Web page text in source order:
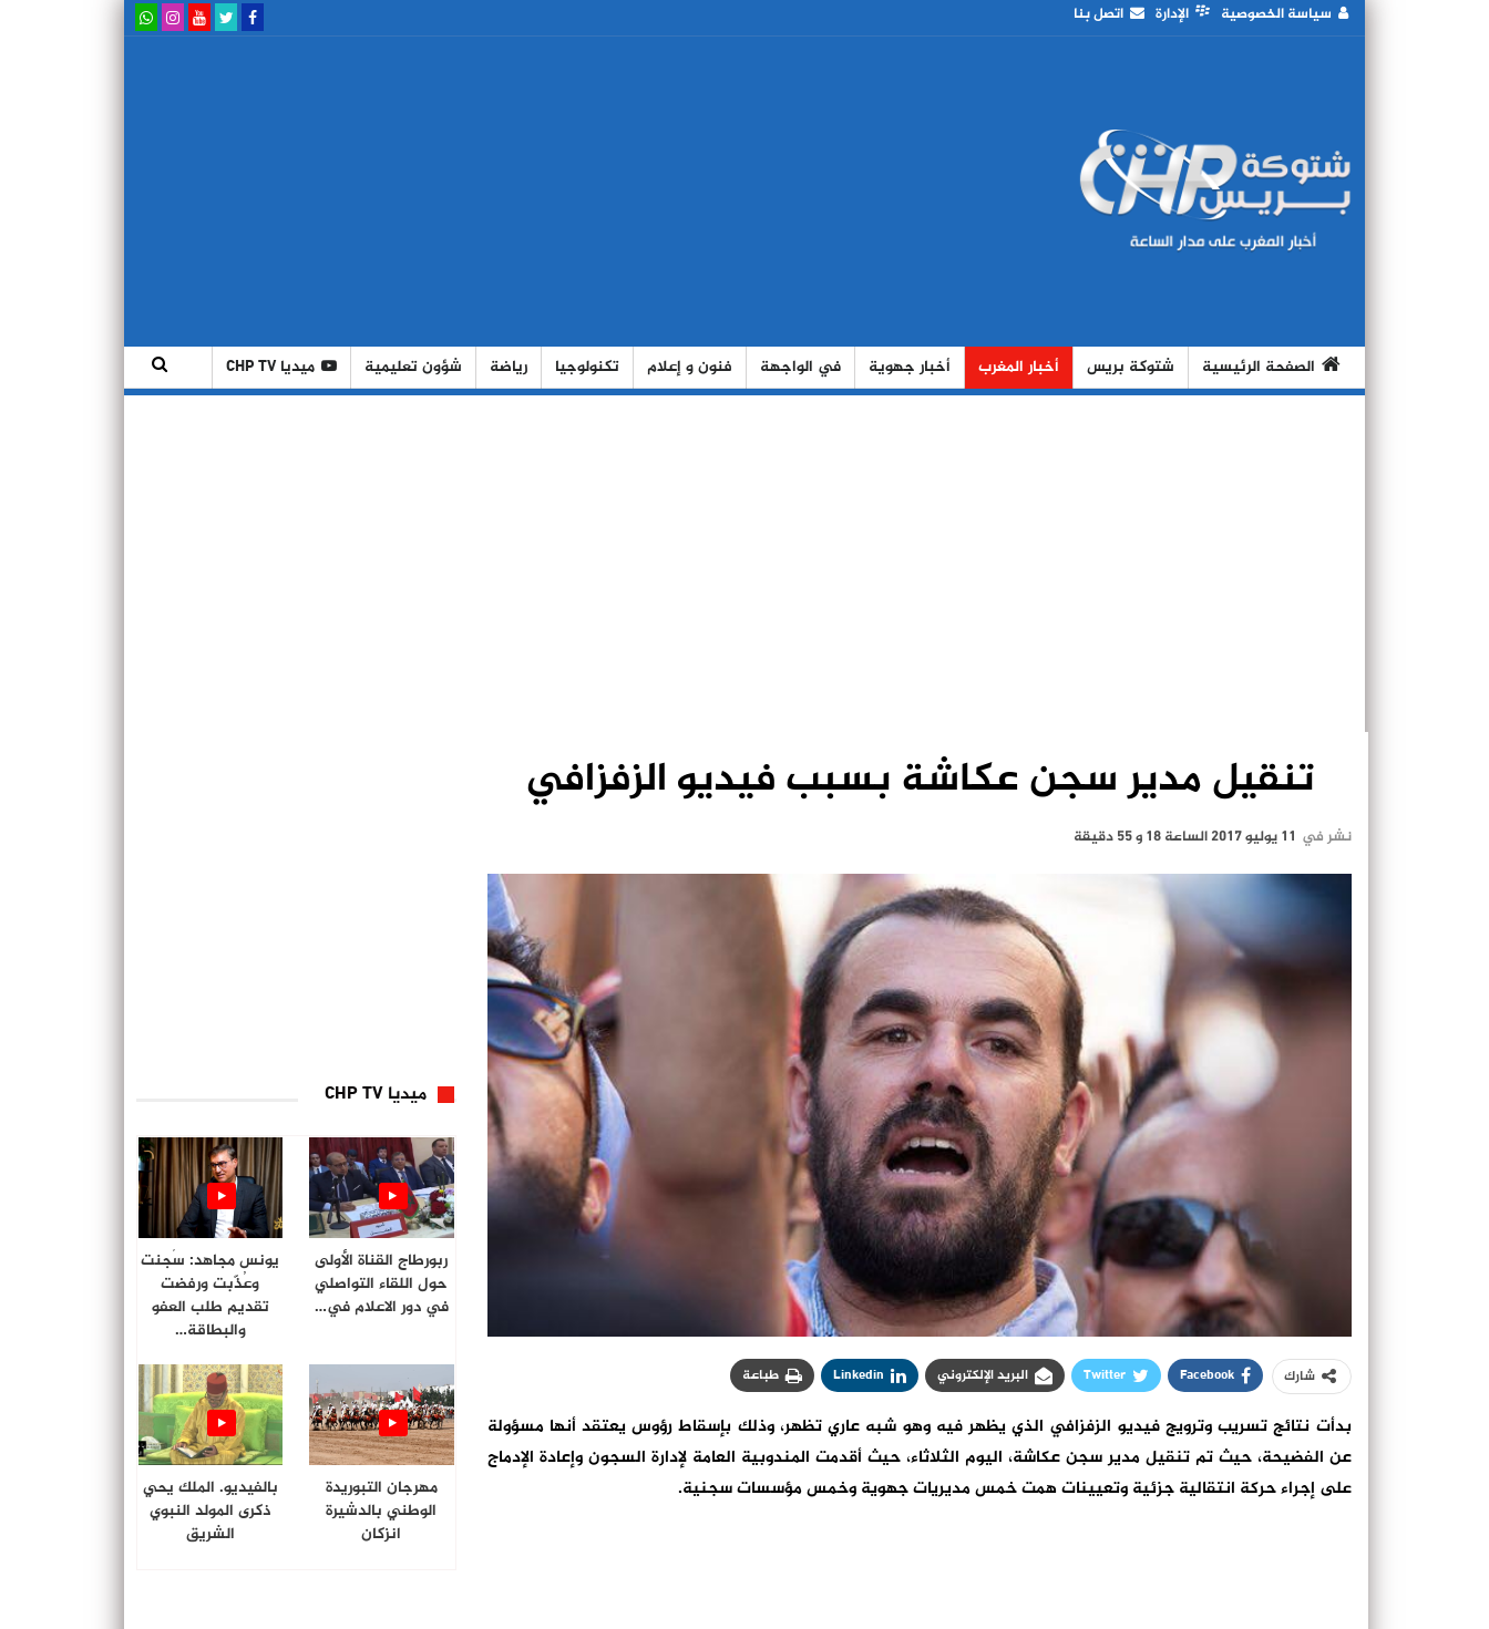
سياسة الخصوصية الإدارة اتصل بنا
الصفحة الرئيسية شتوكة بريس أخبار المغرب أخبار جهوية في الواجهة فنون و إعلام تكنولوجيا رياضة شؤون تعليمية ميديا CHP TV
تنقيل مدير سجن عكاشة بسبب فيديو الزفزافي
نشر في 11 يوليو 2017 الساعة 18 و 55 دقيقة
شارك Facebook
Twitter البريد الإلكتروني Linkedin طباعة
بدأت نتائج تسريب وترويج فيديو الزفزافي الذي يظهر فيه وهو شبه عاري تظهر، وذلك بإسقاط رؤوس يعتقد أنها مسؤولة
عن الفضيحة، حيث تم تنقيل مدير سجن عكاشة، اليوم الثلاثاء، حيث أقدمت المندوبية العامة لإدارة السجون وإعادة الإدماج
على إجراء حركة انتقالية جزئية وتعيينات همت خمس مديريات جهوية وخمس مؤسسات سجنية.
ميديا CHP TV
ربورطاج القناة الأولى
حول اللقاء التواصلي
في دور الاعلام في…
يونس مجاهد: سُجنت
وعُذّبت ورفضت
تقديم طلب العفو
والبطاقة…
مهرجان التبوريدة
الوطني بالدشيرة
انزكان
بالفيديو. الملك يحي
ذكرى المولد النبوي
الشريق